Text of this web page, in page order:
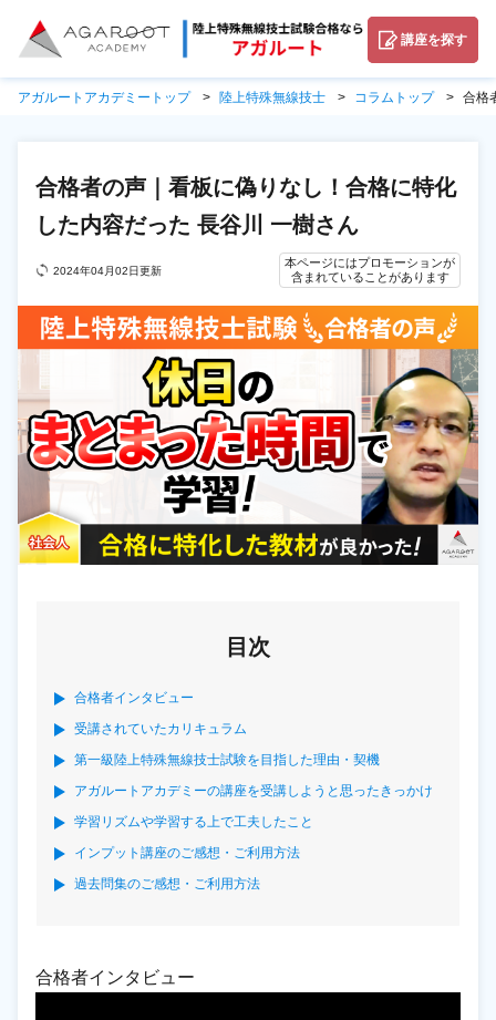
講座を探す
アガルートアカデミートップ 陸上特殊無線技士 コラムトップ 合格
合格者の声｜看板に偽りなし！合格に特化
した内容だった 長谷川 一樹さん
2024年04月02日更新
本ページにはプロモーションが
含まれていることがあります
目次
合格者インタビュー
受講されていたカリキュラム
第一級陸上特殊無線技士試験を目指した理由・契機
アガルートアカデミーの講座を受講しようと思ったきっかけ
学習リズムや学習する上で工夫したこと
インプット講座のご感想・ご利用方法
過去問集のご感想・ご利用方法
合格者インタビュー